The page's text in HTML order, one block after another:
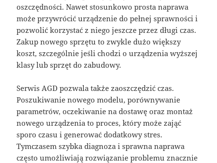
oszczędności. Nawet stosunkowo prosta naprawa
może przywrócić urządzenie do pełnej sprawności i
pozwolić korzystać z niego jeszcze przez długi czas.
Zakup nowego sprzętu to zwykle dużo większy
koszt, szczególnie jeśli chodzi o urządzenia wyższej
klasy lub sprzęt do zabudowy.
Serwis AGD pozwala także zaoszczędzić czas.
Poszukiwanie nowego modelu, porównywanie
parametrów, oczekiwanie na dostawę oraz montaż
nowego urządzenia to proces, który może zająć
sporo czasu i generować dodatkowy stres.
Tymczasem szybka diagnoza i sprawna naprawa
często umożliwiają rozwiązanie problemu znacznie